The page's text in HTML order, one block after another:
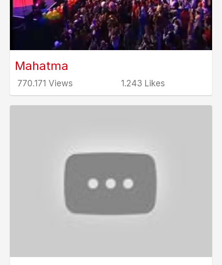
Mahatma
770.171 Views 1.243 Likes